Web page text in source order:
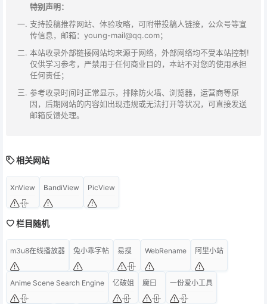
特别声明：
支持投稿推荐网站、体验攻略，可附带投稿人链接，公众号等宣
传信息，邮箱：young-mail@qq.com；
本站收录外部链接网站均来源于网络，外部网络均不受本站控制!
仅供学习参考，严禁用于任何商业目的，本站不对您的使用承担
任何责任；
参考收录时间时正常显示，排除防火墙、浏览器，运营商等原
因，后期网站的内容如出现违规或无法打开等状况，可直接发送
邮箱反馈处理。
相关网站
XnView BandiView PicView
栏目随机
m3u8在线播放器 兔小乖字帖 易搜 WebRename 阿里小站
Anime Scene Search Engine 亿破姐 魔曰 一份爱小工具